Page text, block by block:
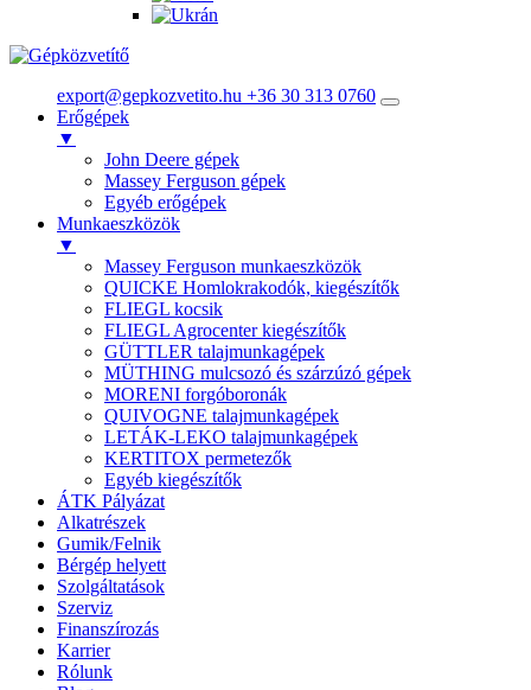
export@gepkozvetito.hu +36 30 313 0760
Erőgépek
▼
John Deere gépek
Massey Ferguson gépek
Egyéb erőgépek
Munkaeszközök
▼
Massey Ferguson munkaeszközök
QUICKE Homlokrakodók, kiegészítők
FLIEGL kocsik
FLIEGL Agrocenter kiegészítők
GÜTTLER talajmunkagépek
MÜTHING mulcsozó és szárzúzó gépek
MORENI forgóboronák
QUIVOGNE talajmunkagépek
LETÁK-LEKO talajmunkagépek
KERTITOX permetezők
Egyéb kiegészítők
ÁTK Pályázat
Alkatrészek
Gumik/Felnik
Bérgép helyett
Szolgáltatások
Szerviz
Finanszírozás
Karrier
Rólunk